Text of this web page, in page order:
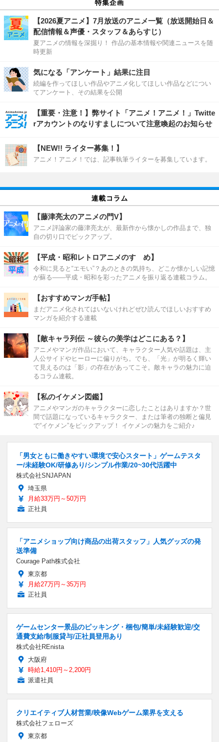
特集企画
【2026夏アニメ】7月放送のアニメ一覧（放送開始日＆
配信情報＆声優・スタッフ＆あらすじ）
夏アニメの情報を深掘り！ 作品の基本情報や関連ニュースを随
時更新
気になる「アンケート」結果に注目
続編を作ってほしい作品やアニメ化してほしい作品などについ
てアンケート、その結果を公開
【重要・注意！】弊サイト「アニメ！アニメ！」Twitte
rアカウントのなりすましについて注意喚起のお知らせ
【NEW!! ライター募集！】
アニメ！アニメ！では、記事執筆ライターを募集しています。
連載コラム
【藤津亮太のアニメの門V】
アニメ評論家の藤津亮太が、最新作から懐かしの作品まで、独
自の切り口でピックアップ。
【平成・昭和レトロアニメのすゝめ】
令和に見ると“エモい”？あのときの気持ち、どこか懐かしい記憶
が蘇る――平成・昭和を彩ったアニメを振り返る連載コラム。
【おすすめマンガ手帖】
まだアニメ化されてはいないけれどぜひ読んでほしいおすすめ
マンガを紹介する連載
【敵キャラ列伝 ～彼らの美学はどこにある？】
アニメやマンガ作品において、キャラクター人気や話題は、主
人公サイドやヒーローに偏りがち。でも、「光」が明るく輝い
て見えるのは「影」の存在があってこそ。敵キャラの魅力に迫
るコラム連載。
【私のイケメン図鑑】
アニメやマンガのキャラクターに恋したことはありますか？世
間で話題になっているキャラクター、または筆者の独断と偏見
で“イケメン”をピックアップ！ イケメンの魅力をご紹介♪
「男女ともに働きやすい環境で安心スタート」ゲームテスタ
ー/未経験OK/研修あり/シンプル作業/20~30代活躍中
株式会社SNJAPAN
埼玉県
月給33万円～50万円
正社員
「アニメショップ向け商品の出荷スタッフ」人気グッズの発
送準備
Courage Path株式会社
東京都
月給27万円～35万円
正社員
ゲームセンター景品のピッキング・梱包/簡単/未経験歓迎/交
通費支給/制服貸与/正社員登用あり
株式会社REnista
大阪府
時給1,410円～2,200円
派遣社員
クリエイティブ人材営業/映像Webゲーム業界を支える
株式会社フェローズ
東京都